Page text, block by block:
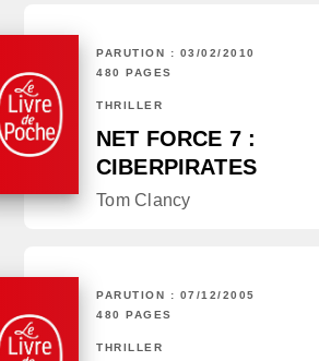
PARUTION : 03/02/2010
480 PAGES
THRILLER
NET FORCE 7 :
CIBERPIRATES
Tom Clancy
PARUTION : 07/12/2005
480 PAGES
THRILLER